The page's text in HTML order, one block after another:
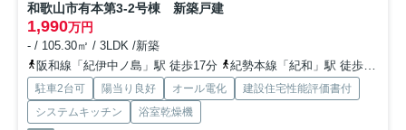
和歌山市有本第3-2号棟 新築戸建
1,990万円
- / 105.30㎡ / 3LDK /新築
阪和線「紀伊中ノ島」駅 徒歩17分
紀勢本線「紀和」駅 徒歩26分
駐車2台可 陽当り良好 オール電化
建設住宅性能評価書付
システムキッチン
浴室乾燥機